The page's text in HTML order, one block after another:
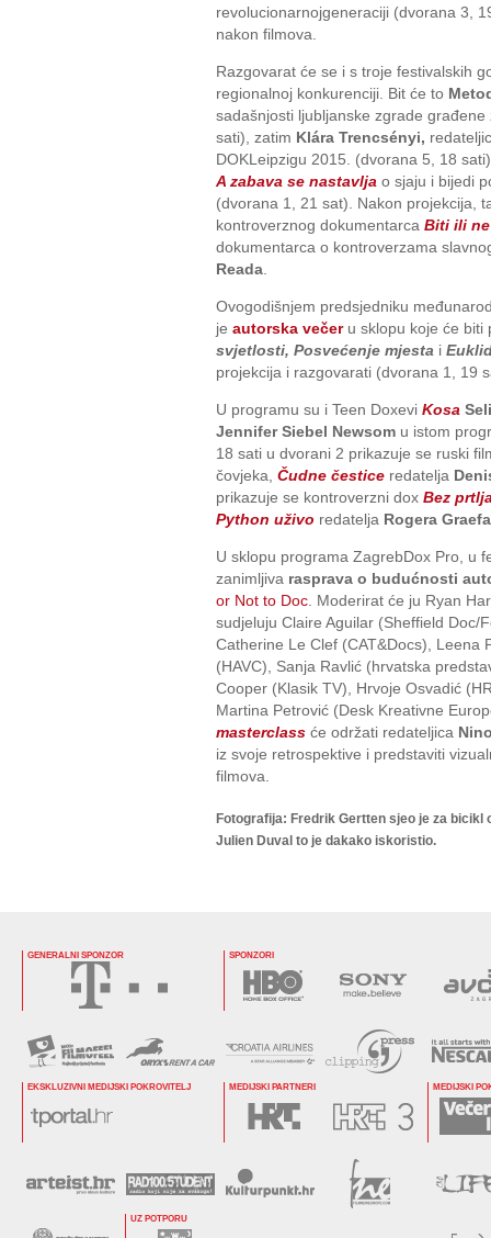
revolucionarnojgeneraciji (dvorana 3,
nakon filmova.
Razgovarat će se i s troje festivalskih
regionalnoj konkurenciji. Bit će to
sadašnjosti ljubljanske zgrade
sati), zatim Klára Trencsényi,
DOKLeipzigu 2015. (dvorana 5, 18
A zabava se nastavlja o sjaju i bijedi
(dvorana 1, 21 sat). Nakon projekcija,
kontroverznog dokumentarca Biti ili
dokumentarca o kontroverzama
Reada
Ovogodišnjem predsjedniku
je autorska večer u sklopu koje će
svjetlosti, Posvećenje mjesta i
projekcija i razgovarati (dvorana 1, 19
U programu su i Teen Doxevi Kosa
Jennifer Siebel Newsom u istom
18 sati u dvorani 2 prikazuje se ruski
čovjeka, Čudne čestice redatelja
prikazuje se kontroverzni dox Bez
Python uživo redatelja Rogera Graefa
U sklopu programa ZagrebDox Pro, u
zanimljiva rasprava o budućnosti
or Not to Doc . Moderirat će ju Ryan
sudjeluju Claire Aguilar (Sheffield Doc/
Catherine Le Clef (CAT&Docs), Leena
(HAVC), Sanja Ravlić (hrvatska
Cooper (Klasik TV), Hrvoje Osvadić
Martina Petrović (Desk Kreativne
masterclass će održati redateljica
iz svoje retrospektive i predstaviti
filmova.
Fotografija: Fredrik Gertten sjeo je za bicikl
Julien Duval to je dakako iskoristio.
GENERALNI SPONZOR SPONZORI
EKSKLUZIVNI MEDIJSKI POKROVITELJ MEDIJSKI PARTNERI MEDIJSKI
UZ POTPORU